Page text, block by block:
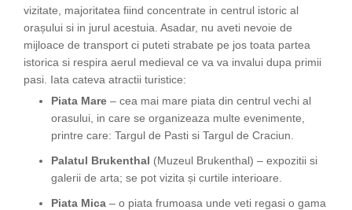
vizitate, majoritatea fiind concentrate in centrul istoric al
orașului si in jurul acestuia. Asadar, nu aveti nevoie de
mijloace de transport ci puteti strabate pe jos toata partea
istorica si respira aerul medieval ce va va invalui dupa primii
pasi. Iata cateva atractii turistice:
Piata Mare – cea mai mare piata din centrul vechi al
orasului, in care se organizeaza multe evenimente,
printre care: Targul de Pasti si Targul de Craciun.
Palatul Brukenthal (Muzeul Brukenthal) – expozitii si
galerii de arta; se pot vizita și curtile interioare.
Piata Mica – o piata frumoasa unde veti regasi o gama